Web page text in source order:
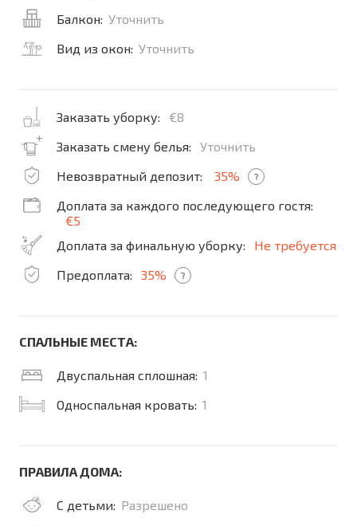
Балкон: Уточнить
Вид из окон: Уточнить
Заказать уборку:
€8
Заказать смену белья:
Уточнить
Невозвратный депозит:
35% ?
Доплата за каждого последующего гостя:
€5
Доплата за финальную уборку:
Не требуется
Предоплата:
35% ?
СПАЛЬНЫЕ МЕСТА:
Двуспальная сплошная: 1
Односпальная кровать: 1
ПРАВИЛА ДОМА:
С детьми: Разрешено